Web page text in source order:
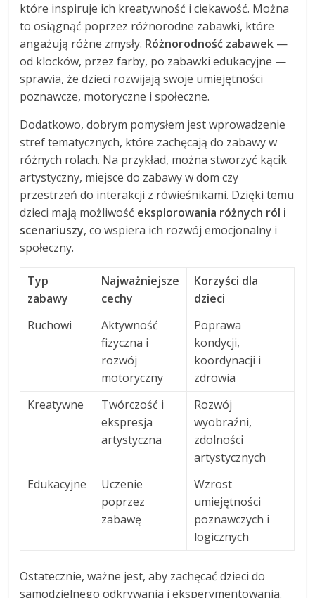
które inspiruje ich kreatywność i ciekawość. Można
to osiągnąć poprzez różnorodne zabawki, które
angażują różne zmysły. Różnorodność zabawek —
od klocków, przez farby, po zabawki edukacyjne —
sprawia, że dzieci rozwijają swoje umiejętności
poznawcze, motoryczne i społeczne.
Dodatkowo, dobrym pomysłem jest wprowadzenie
stref tematycznych, które zachęcają do zabawy w
różnych rolach. Na przykład, można stworzyć kącik
artystyczny, miejsce do zabawy w dom czy
przestrzeń do interakcji z rówieśnikami. Dzięki temu
dzieci mają możliwość eksplorowania różnych ról i
scenariuszy, co wspiera ich rozwój emocjonalny i
społeczny.
Typ
zabawy
Najważniejsze
cechy
Korzyści dla
dzieci
Ruchowi
Aktywność
fizyczna i
rozwój
motoryczny
Poprawa
kondycji,
koordynacji i
zdrowia
Kreatywne
Twórczość i
ekspresja
artystyczna
Rozwój
wyobraźni,
zdolności
artystycznych
Edukacyjne
Uczenie
poprzez
zabawę
Wzrost
umiejętności
poznawczych i
logicznych
Ostatecznie, ważne jest, aby zachęcać dzieci do
samodzielnego odkrywania i eksperymentowania.